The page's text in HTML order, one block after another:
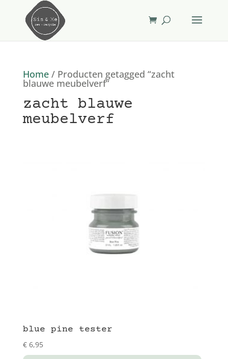
Home/ Producten getagged “zacht
blauwe meubelverf”
zacht blauwe
meubelverf
blue pine tester
€6,95